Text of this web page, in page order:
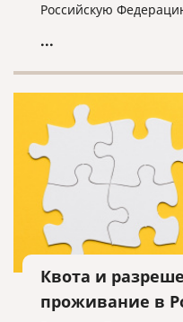
Российскую
...
Квота и
проживание в